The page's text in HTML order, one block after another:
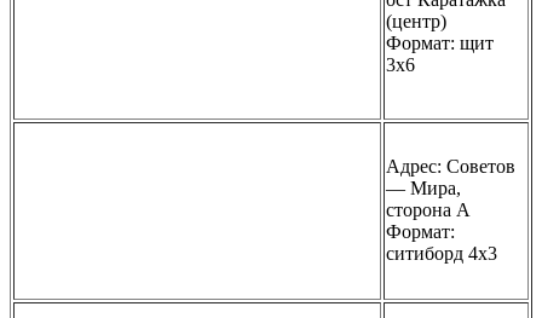
(центр)
Формат: щит
3х6
Адрес: Советов
— Мира,
сторона А
Формат:
ситиборд 4х3